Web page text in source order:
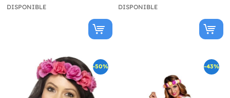
DISPONIBLE DISPONIBLE
-50% -43%